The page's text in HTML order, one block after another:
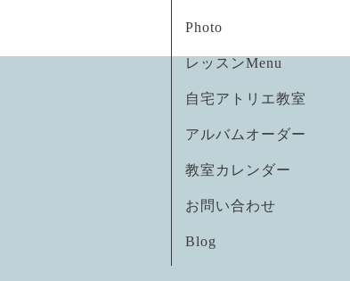
Photo
レッスンMenu
自宅アトリエ教室
アルバムオーダー
教室カレンダー
お問い合わせ
Blog